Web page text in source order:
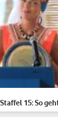
15: So